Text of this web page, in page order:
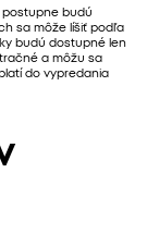
budú
sa môže líšiť podľa
budú dostupné len
a môžu sa
do vypredania